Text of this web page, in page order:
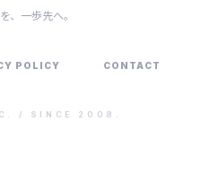
、一歩先へ。
POLICY CONTACT
/ SINCE 2008.